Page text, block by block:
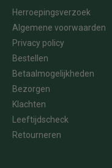
Herroepingsverzoek
Algemene voorwaarden
Privacy policy
Bestellen
Betaalmogelijkheden
Bezorgen
Klachten
Leeftijdscheck
Retourneren